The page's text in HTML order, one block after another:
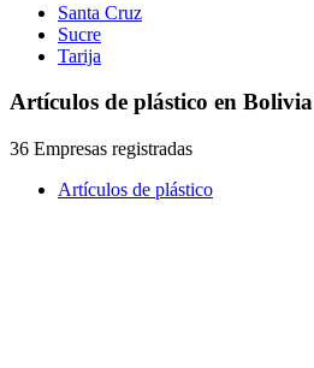
Santa Cruz
Sucre
Tarija
Artículos de plástico en Bolivia
36 Empresas registradas
Artículos de plástico